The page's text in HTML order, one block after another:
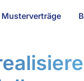
Musterverträge